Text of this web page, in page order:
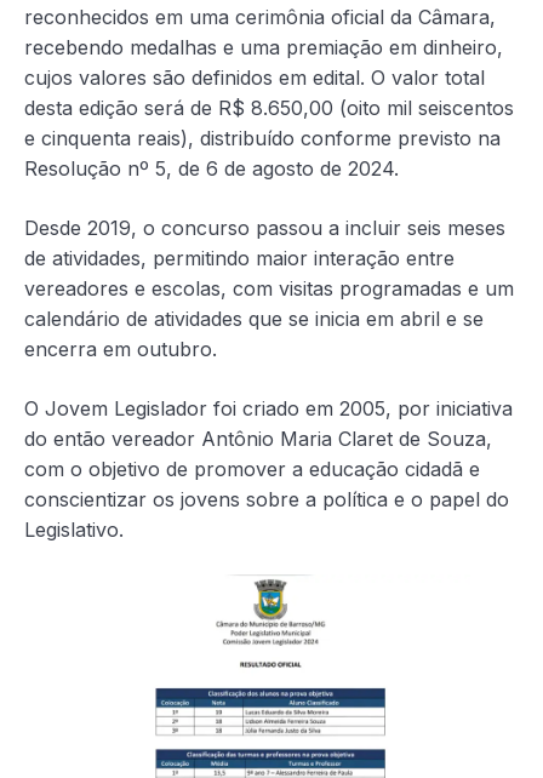
reconhecidos em uma cerimônia oficial da Câmara,
recebendo medalhas e uma premiação em dinheiro,
cujos valores são definidos em edital. O valor total
desta edição será de R$ 8.650,00 (oito mil seiscentos
e cinquenta reais), distribuído conforme previsto na
Resolução nº 5, de 6 de agosto de 2024.
Desde 2019, o concurso passou a incluir seis meses
de atividades, permitindo maior interação entre
vereadores e escolas, com visitas programadas e um
calendário de atividades que se inicia em abril e se
encerra em outubro.
O Jovem Legislador foi criado em 2005, por iniciativa
do então vereador Antônio Maria Claret de Souza,
com o objetivo de promover a educação cidadã e
conscientizar os jovens sobre a política e o papel do
Legislativo.